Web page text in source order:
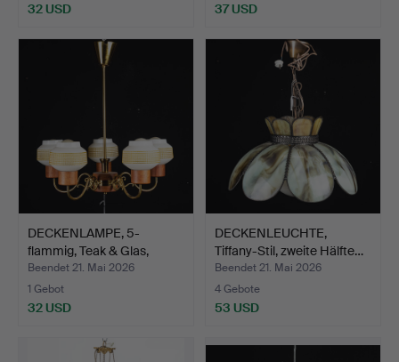
32 USD 37 USD
DECKENLAMPE, 5-
flammig, Teak & Glas,
1950e…
Beendet 21. Mai 2026
1 Gebot
32 USD
DECKENLEUCHTE,
Tiffany-Stil, zweite Hälfte…
Beendet 21. Mai 2026
4 Gebote
53 USD